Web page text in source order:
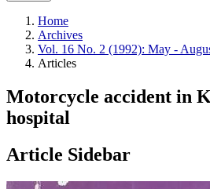
Home
Archives
Vol. 16 No. 2 (1992): May -
Articles
Motorcycle accident in
hospital
Article Sidebar